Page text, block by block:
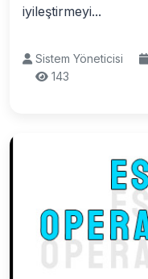
iyileştirmeyi...
Sistem Yöneticisi
143